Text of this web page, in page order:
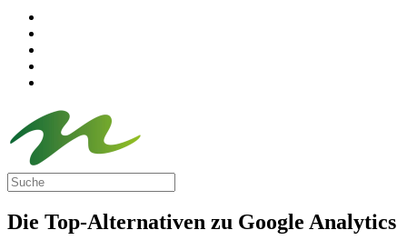
Die Top-Alternativen zu Google Analytics